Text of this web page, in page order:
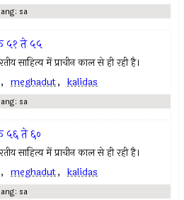
sa
५१ ते ५५
साहित्य में प्राचीन काल से ही रही है।
, meghadut, kalidas
sa
५६ ते ६०
साहित्य में प्राचीन काल से ही रही है।
, meghadut, kalidas
sa